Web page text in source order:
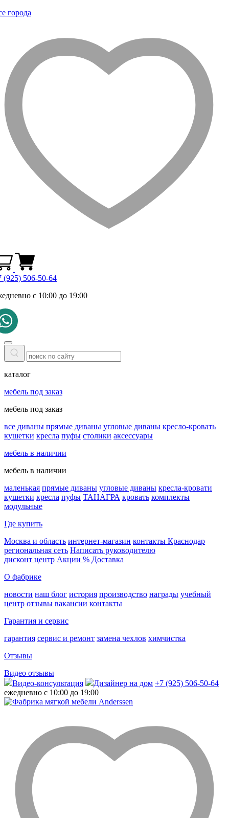
города
(925) 506-50-64
с 10:00 до 19:00
каталог
мебель под заказ
мебель под заказ
все диваны прямые диваны угловые диваны кресло-кровать
кушетки кресла пуфы столики аксессуары
мебель в наличии
мебель в наличии
маленькая прямые диваны угловые диваны кресла-кровати
кушетки кресла пуфы ТАНАГРА кровать комплекты
модульные
Где купить
Москва и область интернет-магазин контакты Краснодар
региональная сеть Написать руководителю
дисконт центр Акции % Доставка
О фабрике
новости наш блог история производство награды учебный
центр отзывы вакансии контакты
Гарантия и сервис
гарантия сервис и ремонт замена чехлов химчистка
Отзывы
Видео отзывы
Видео-консультация
Дизайнер на дом +7 (925) 506-50-64
ежедневно с 10:00 до 19:00